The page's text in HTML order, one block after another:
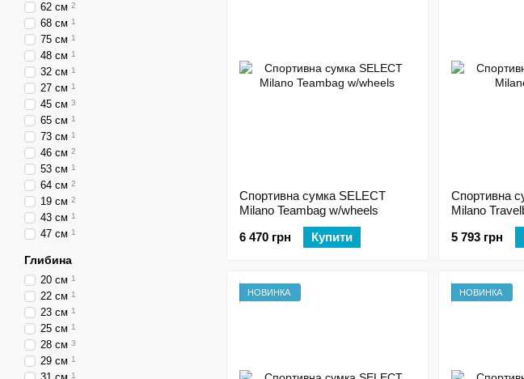
Спортивна сумка SELECT
Milano Teambag w/wheels
6 470 грн
Купити
Спортивна
Milano
5 793 грн
НОВИНКА НОВИНКА
62 см 2
68 см 1
75 см 1
48 см 1
32 см 1
27 см 1
45 см 3
65 см 1
73 см 1
46 см 2
53 см 1
64 см 2
19 см 2
43 см 1
47 см 1
Глибина
20 см 1
22 см 1
23 см 1
25 см 1
28 см 3
29 см 1
1